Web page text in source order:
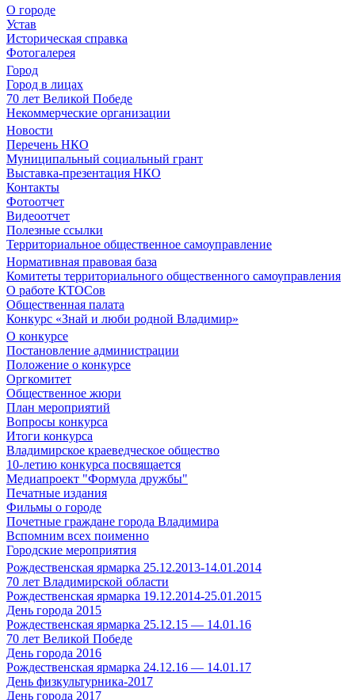
О городе
Устав
Историческая справка
Фотогалерея
Город
Город в лицах
70 лет Великой Победе
Некоммерческие организации
Новости
Перечень НКО
Муниципальный социальный грант
Выставка-презентация НКО
Контакты
Фотоотчет
Видеоотчет
Полезные ссылки
Территориальное общественное самоуправление
Нормативная правовая база
Комитеты территориального общественного самоуправления
О работе КТОСов
Общественная палата
Конкурс «Знай и люби родной Владимир»
О конкурсе
Постановление администрации
Положение о конкурсе
Оргкомитет
Общественное жюри
План мероприятий
Вопросы конкурса
Итоги конкурса
Владимирское краеведческое общество
10-летию конкурса посвящается
Медиапроект "Формула дружбы"
Печатные издания
Фильмы о городе
Почетные граждане города Владимира
Вспомним всех поименно
Городские мероприятия
Рождественская ярмарка 25.12.2013-14.01.2014
70 лет Владимирской области
Рождественская ярмарка 19.12.2014-25.01.2015
День города 2015
Рождественская ярмарка 25.12.15 — 14.01.16
70 лет Великой Победе
День города 2016
Рождественская ярмарка 24.12.16 — 14.01.17
День физкультурника-2017
День города 2017